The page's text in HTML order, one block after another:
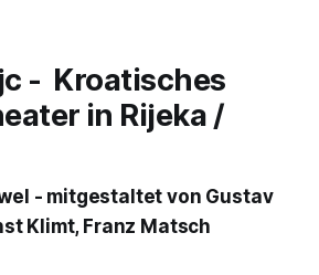
- Kroatisches
in Rijeka /
- mitgestaltet von Gustav
Klimt, Franz Matsch